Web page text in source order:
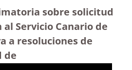
sobre solicitud
Servicio Canario de
a resoluciones de
de